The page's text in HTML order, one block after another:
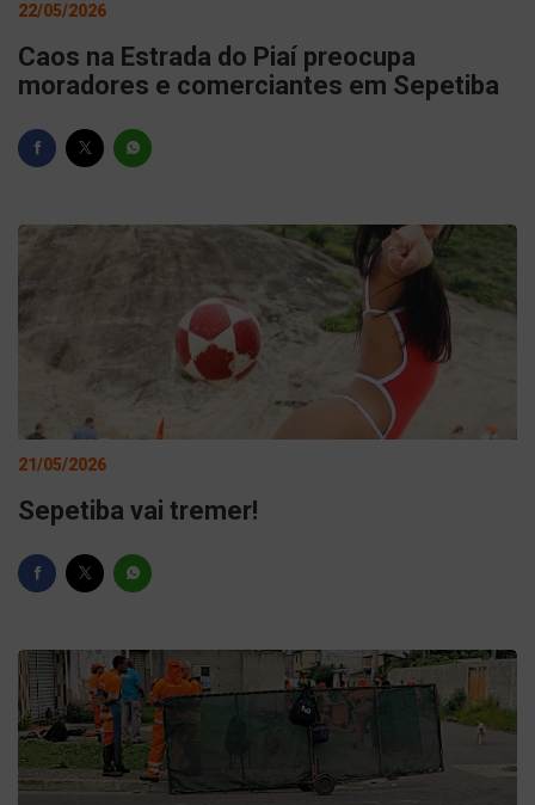
22/05/2026
Caos na Estrada do Piaí preocupa
moradores e comerciantes em Sepetiba
21/05/2026
Sepetiba vai tremer!